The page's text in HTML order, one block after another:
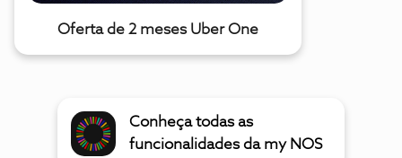
Oferta de 2 meses Uber One
Conheça todas as
funcionalidades da my NOS